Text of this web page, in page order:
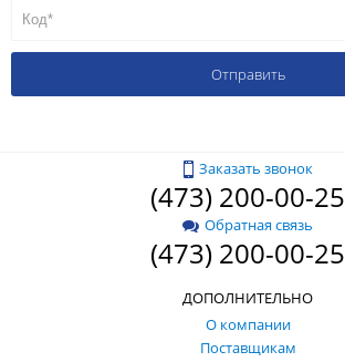
Заказать звонок
(473) 200-00-25
Обратная связь
(473) 200-00-25
ДОПОЛНИТЕЛЬНО
О компании
Поставщикам